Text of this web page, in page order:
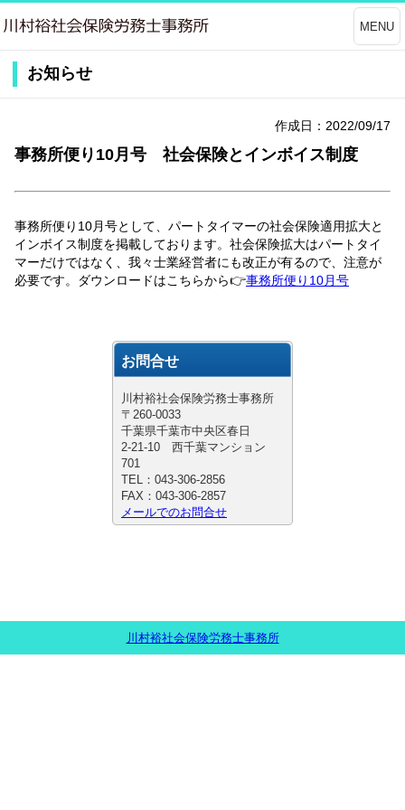
MENU
お知らせ
作成日：2022/09/17
事務所便り10月号 社会保険とインボイス制度
事務所便り10月号として、パートタイマーの社会保険適用拡大と
インボイス制度を掲載しております。社会保険拡大はパートタイ
マーだけではなく、我々士業経営者にも改正が有るので、注意が
必要です。ダウンロードはこちらから👉事務所便り10月号
お問合せ
川村裕社会保険労務士事務所
〒260-0033
千葉県千葉市中央区春日
2-21-10 西千葉マンション
701
TEL：043-306-2856
FAX：043-306-2857
メールでのお問合せ
川村裕社会保険労務士事務所